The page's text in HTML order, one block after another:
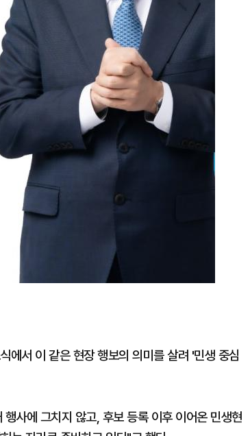
에서 이 같은 현장 행보의 의미를 살려 '민생 중심
사에 그치지 않고, 후보 등록 이후 이어온 민생현